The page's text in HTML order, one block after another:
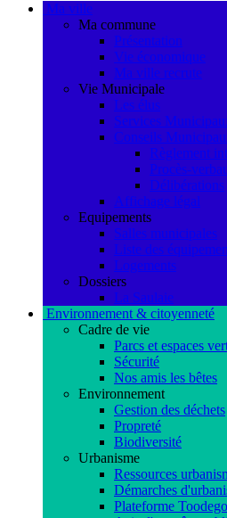
Ma ville
Ma commune
Présentation
Vie économique
Ma ville recrute
Vie Municipale
Les élus
Services
Conseils
Règlement
Procès-
Délibérations
Affichage légal
Equipements
Salles municipales
Liste des
Logements
Dossiers
La Saulaie
Environnement & citoyenneté
Cadre de vie
Parcs et espaces
Sécurité
Nos amis les bêtes
Environnement
Gestion des déchets
Propreté
Biodiversité
Urbanisme
Ressources
Démarches
Plateforme Toodego